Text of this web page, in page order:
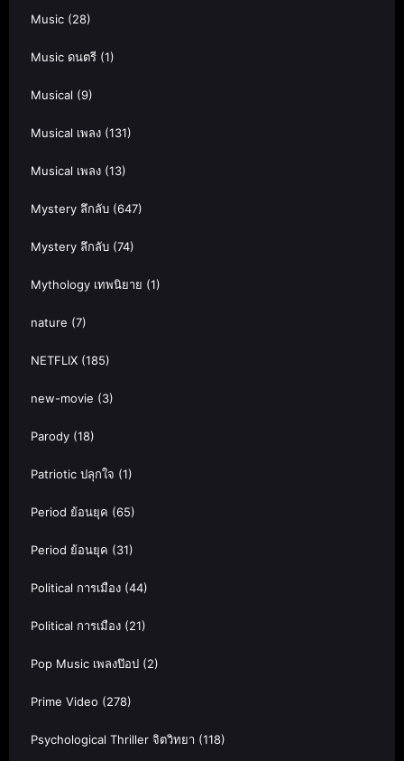
Music (28)
Music ดนตรี (1)
Musical (9)
Musical เพลง (131)
Musical เพลง (13)
Mystery ลึกลับ (647)
Mystery ลึกลับ (74)
Mythology เทพนิยาย (1)
nature (7)
NETFLIX (185)
new-movie (3)
Parody (18)
Patriotic ปลุกใจ (1)
Period ย้อนยุค (65)
Period ย้อนยุค (31)
Political การเมือง (44)
Political การเมือง (21)
Pop Music เพลงป๊อป (2)
Prime Video (278)
Psychological Thriller จิตวิทยา (118)